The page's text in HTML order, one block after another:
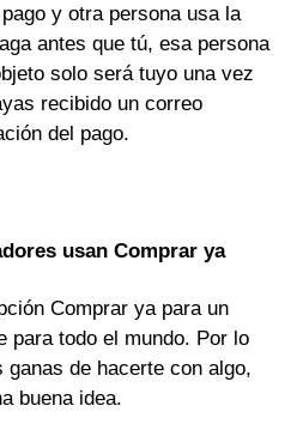
y otra persona usa la
antes que tú, esa persona
solo será tuyo una vez
recibido un correo
del pago.
usan Comprar ya
Comprar ya para un
para todo el mundo. Por lo
de hacerte con algo,
buena idea.